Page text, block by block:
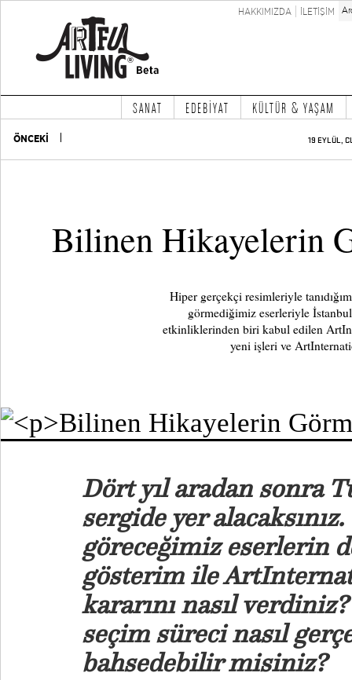
HAKKIMIZDA İLETİŞİM
SANAT EDEBİYAT KÜLTÜR & YAŞAM
ÖNCEKİ 19 EYLÜL,
Bilinen Hikayelerin
Hiper gerçekçi resimleriyle
görmediğimiz eserleriyle
etkinliklerinden biri kabul edilen
yeni işleri ve
Dört yıl aradan sonra
sergide yer
göreceğimiz eserlerin
gösterim ile
kararını nasıl
seçim süreci nasıl
bahsedebilir misiniz?